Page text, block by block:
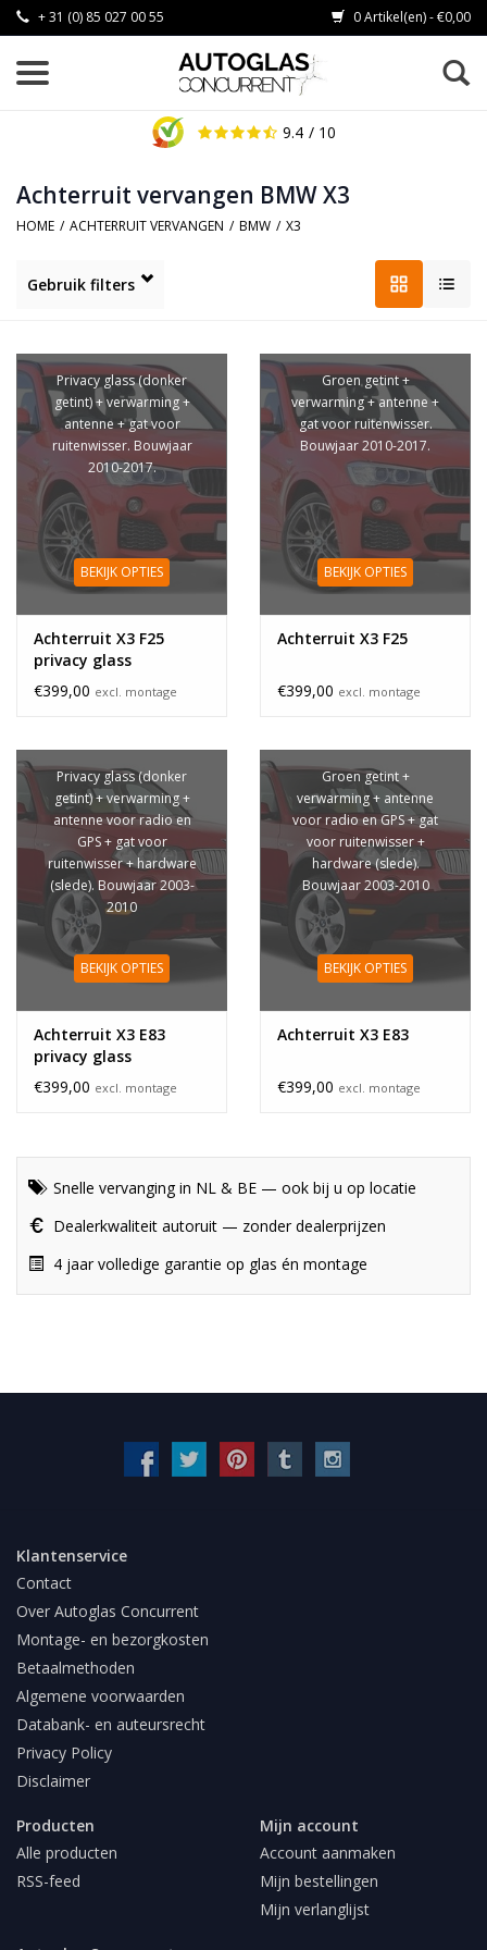
+ 31 (0) 85 027 00 55 0 Artikel(en) - €0,00
9.4 / 10
Achterruit vervangen BMW X3
HOME / ACHTERRUIT VERVANGEN / BMW / X3
Gebruik filters
Privacy glass (donker
getint) + verwarming +
antenne + gat voor
ruitenwisser. Bouwjaar
2010-2017.
BEKIJK OPTIES
Achterruit X3 F25
privacy glass
€399,00 excl. montage
Groen getint +
verwarming + antenne +
gat voor ruitenwisser.
Bouwjaar 2010-2017.
BEKIJK OPTIES
Achterruit X3 F25
€399,00 excl. montage
Privacy glass (donker
getint) + verwarming +
antenne voor radio en
GPS + gat voor
ruitenwisser + hardware
(slede). Bouwjaar 2003-
2010
BEKIJK OPTIES
Achterruit X3 E83
privacy glass
€399,00 excl. montage
Groen getint +
verwarming + antenne
voor radio en GPS + gat
voor ruitenwisser +
hardware (slede).
Bouwjaar 2003-2010
BEKIJK OPTIES
Achterruit X3 E83
€399,00 excl. montage
Snelle vervanging in NL & BE — ook bij u op locatie
Dealerkwaliteit autoruit — zonder dealerprijzen
4 jaar volledige garantie op glas én montage
Klantenservice
Contact
Over Autoglas Concurrent
Montage- en bezorgkosten
Betaalmethoden
Algemene voorwaarden
Databank- en auteursrecht
Privacy Policy
Disclaimer
Producten
Alle producten
RSS-feed
Mijn account
Account aanmaken
Mijn bestellingen
Mijn verlanglijst